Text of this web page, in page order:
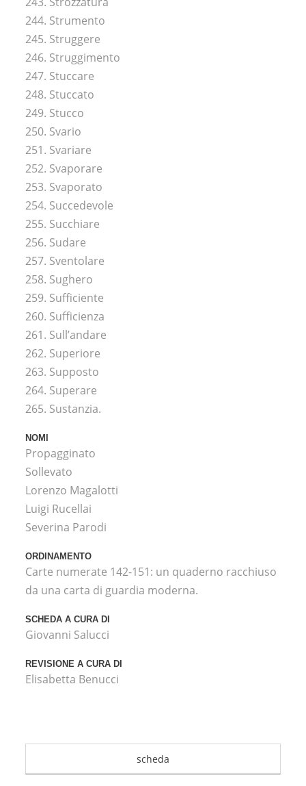
244. Strumento
245. Struggere
246. Struggimento
247. Stuccare
248. Stuccato
249. Stucco
250. Svario
251. Svariare
252. Svaporare
253. Svaporato
254. Succedevole
255. Succhiare
256. Sudare
257. Sventolare
258. Sughero
259. Sufficiente
260. Sufficienza
261. Sull’andare
262. Superiore
263. Supposto
264. Superare
265. Sustanzia.
NOMI
Propagginato
Sollevato
Lorenzo Magalotti
Luigi Rucellai
Severina Parodi
ORDINAMENTO
Carte numerate 142-151: un quaderno racchiuso
da una carta di guardia moderna.
SCHEDA A CURA DI
Giovanni Salucci
REVISIONE A CURA DI
Elisabetta Benucci
scheda